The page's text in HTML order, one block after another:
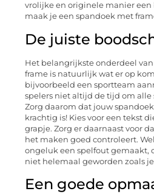
vrolijke en originele manier een
maak je een spandoek met
De juiste
Het belangrijkste onderdeel
frame is natuurlijk wat er op
bijvoorbeeld een sportteam
spelers niet altijd de tijd om alle
Zorg daarom dat jouw
krachtig is! Kies voor een tekst
grapje. Zorg er daarnaast voor
het maken goed controleert.
ongeluk een spelfout gemaakt,
niet helemaal geworden zoals
Een goede